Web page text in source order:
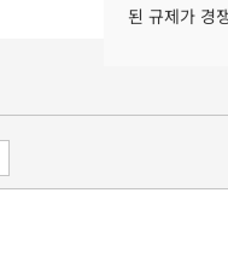
된 규제가 경